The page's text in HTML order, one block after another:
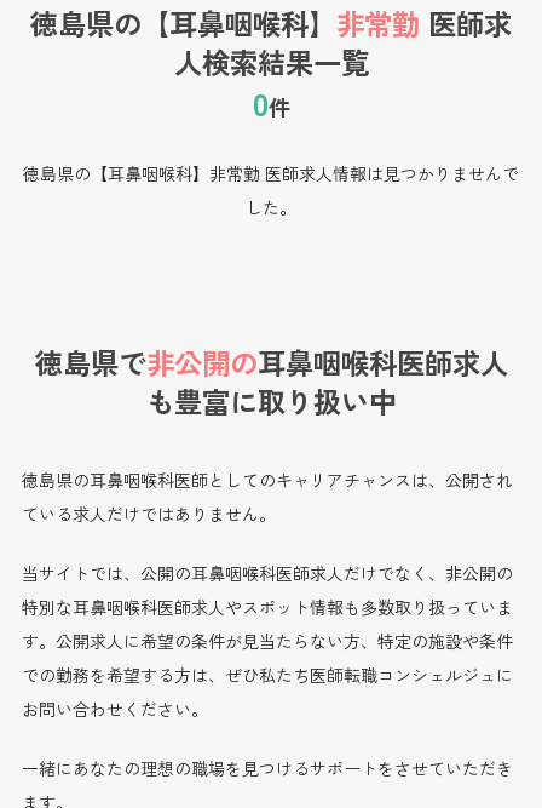
徳島県の【耳鼻咽喉科】 非常勤 医師求
人検索結果一覧
0件
徳島県の【耳鼻咽喉科】非常勤 医師求人情報は見つかりませんで
した。
徳島県で非公開の耳鼻咽喉科医師求人
も豊富に取り扱い中
徳島県の耳鼻咽喉科医師としてのキャリアチャンスは、公開され
ている求人だけではありません。
当サイトでは、公開の耳鼻咽喉科医師求人だけでなく、非公開の
特別な耳鼻咽喉科医師求人やスポット情報も多数取り扱っていま
す。公開求人に希望の条件が見当たらない方、特定の施設や条件
での勤務を希望する方は、ぜひ私たち医師転職コンシェルジュに
お問い合わせください。
一緒にあなたの理想の職場を見つけるサポートをさせていただき
ます。